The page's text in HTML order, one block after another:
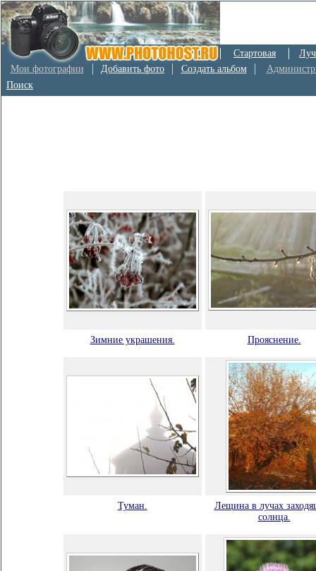
Стартовая
Мои фотографии
Добавить фото Создать альбом
Поиск
Зимние украшения. Прояснение.
Туман.
Лещина в лучах
солнца.